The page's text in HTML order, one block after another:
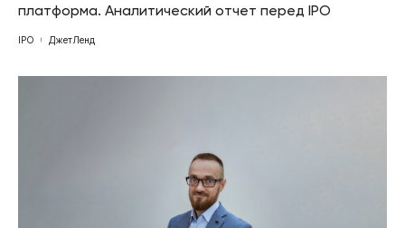
платформа. Аналитический отчет перед IPO
IPO ДжетЛенд